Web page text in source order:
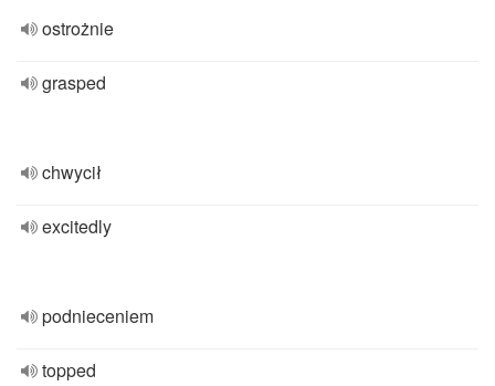
ostrożnie
grasped
chwycił
excitedly
podnieceniem
topped